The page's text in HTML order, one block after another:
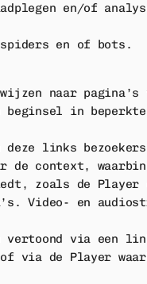
en/of
en of bots.
naar pagina’s
in beperkte
deze links
de context,
zoals de Player
Video- en
vertoond via een
of via de Player